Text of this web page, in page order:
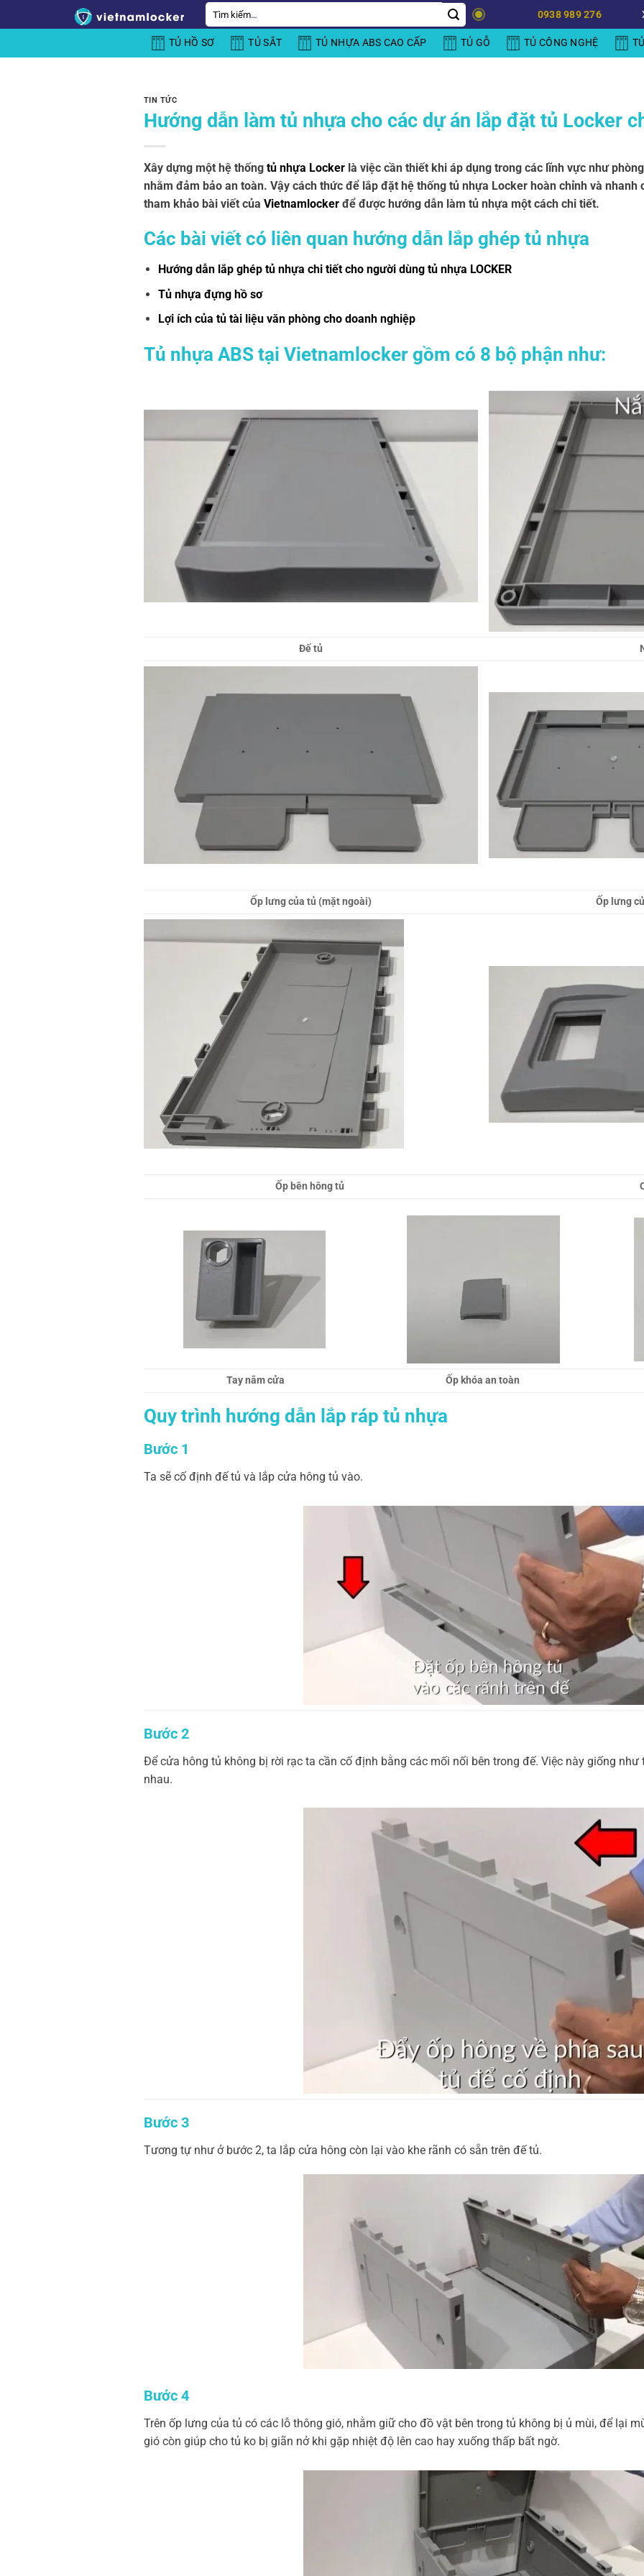
qua
dung
Tìm
kiếm:
0938 989 276
TỦ HỒ SƠ TỦ SẮT TỦ NHỰA ABS CAO CẤP TỦ GỖ TỦ CÔNG NGHỆ
TIN TỨC
Hướng dẫn làm tủ nhựa cho các dự án lắp đặt tủ Locker
Xây dựng một hệ thống tủ nhựa Lockerlà việc cần thiết khi áp dụng trong các lĩnh vực như
nhằm đảm bảo an toàn. Vậy cách thức để lắp đặt hệ thống tủ nhựa Locker hoàn chỉnh và nhanh
tham khảo bài viết của Vietnamlockerđể được hướng dẫn làm tủ nhựa một cách chi tiết.
Các bài viết có liên quan hướng dẫn lắp ghép tủ nhựa
Hướng dẫn lắp ghép tủ nhựa chi tiết cho người dùng tủ nhựa LOCKER
Tủ nhựa đựng hồ sơ
Lợi ích của tủ tài liệu văn phòng cho doanh nghiệp
Tủ nhựa ABS tại Vietnamlocker gồm có 8 bộ phận như:
Đế tủ
Ốp lưng của tủ (mặt ngoài) Ốp lưng
Ốp bên hông tủ
Tay nắm cửa Ốp khóa an toàn
Quy trình hướng dẫn lắp ráp tủ nhựa
Bước 1
Ta sẽ cố định đế tủ và lắp cửa hông tủ vào.
Bước 2
Để cửa hông tủ không bị rời rạc ta cần cố định bằng các mối nối bên trong đế. Việc này giống
nhau.
Bước 3
Tương tự như ở bước 2, ta lắp cửa hông còn lại vào khe rãnh có sẵn trên đế tủ.
Bước 4
Trên ốp lưng của tủ có các lỗ thông gió, nhằm giữ cho đồ vật bên trong tủ không bị ủ mùi, để lại
gió còn giúp cho tủ ko bị giãn nở khi gặp nhiệt độ lên cao hay xuống thấp bất ngờ.